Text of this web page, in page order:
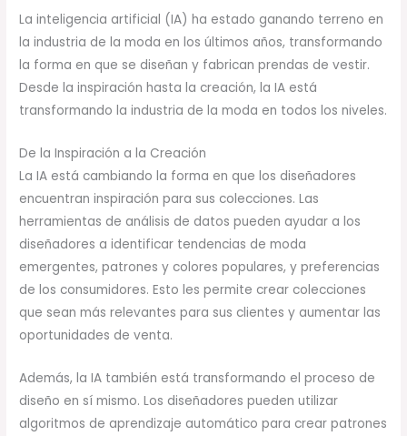
La inteligencia artificial (IA) ha estado ganando terreno en
la industria de la moda en los últimos años, transformando
la forma en que se diseñan y fabrican prendas de vestir.
Desde la inspiración hasta la creación, la IA está
transformando la industria de la moda en todos los niveles.
De la Inspiración a la Creación
La IA está cambiando la forma en que los diseñadores
encuentran inspiración para sus colecciones. Las
herramientas de análisis de datos pueden ayudar a los
diseñadores a identificar tendencias de moda
emergentes, patrones y colores populares, y preferencias
de los consumidores. Esto les permite crear colecciones
que sean más relevantes para sus clientes y aumentar las
oportunidades de venta.
Además, la IA también está transformando el proceso de
diseño en sí mismo. Los diseñadores pueden utilizar
algoritmos de aprendizaje automático para crear patrones